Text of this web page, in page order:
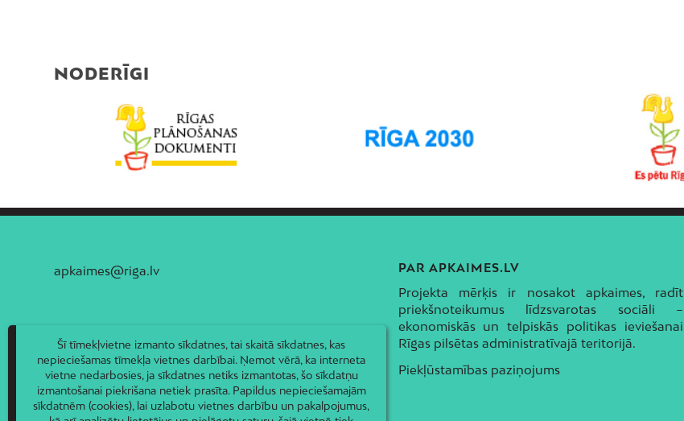
NODERĪGI
apkaimes@riga.lv PAR APKAIMES.LV
Projekta mērķis ir nosakot apkaimes, radīt
priekšnoteikumus līdzsvarotas sociāli –
ekonomiskās un telpiskās politikas ieviešanai
Rīgas pilsētas administratīvajā teritorijā.
Piekļūstamības paziņojums
Šī tīmekļvietne izmanto sīkdatnes, tai skaitā sīkdatnes, kas
nepieciešamas tīmekļa vietnes darbībai. Ņemot vērā, ka interneta
vietne nedarbosies, ja sīkdatnes netiks izmantotas, šo sīkdatņu
izmantošanai piekrišana netiek prasīta. Papildus nepieciešamajām
sīkdatnēm (cookies), lai uzlabotu vietnes darbību un pakalpojumus,